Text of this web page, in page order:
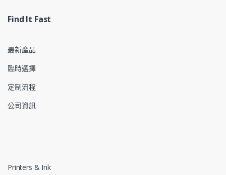
Find It Fast
最新產品
臨時選擇
定制流程
公司資訊
Printers & Ink